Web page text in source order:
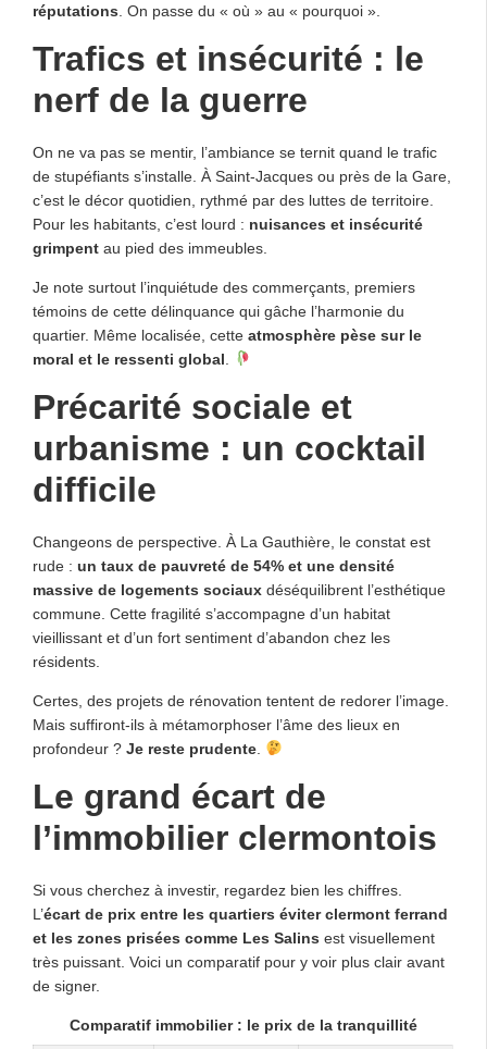
réputations . On passe du « où » au « pourquoi ».
Trafics et insécurité : le
nerf de la guerre
On ne va pas se mentir, l’ambiance se ternit quand le trafic
de stupéfiants s’installe. À Saint-Jacques ou près de la Gare,
c’est le décor quotidien, rythmé par des luttes de territoire.
Pour les habitants, c’est lourd : nuisances et insécurité
grimpent au pied des immeubles.
Je note surtout l’inquiétude des commerçants, premiers
témoins de cette délinquance qui gâche l’harmonie du
quartier. Même localisée, cette atmosphère pèse sur le
moral et le ressenti global
Précarité sociale et
urbanisme : un cocktail
difficile
Changeons de perspective. À La Gauthière, le constat est
rude : un taux de pauvreté de 54% et une densité
massive de logements sociaux déséquilibrent l’esthétique
commune. Cette fragilité s’accompagne d’un habitat
vieillissant et d’un fort sentiment d’abandon chez les
résidents.
Certes, des projets de rénovation tentent de redorer l’image.
Mais suffiront-ils à métamorphoser l’âme des lieux en
profondeur ? Je reste prudente
Le grand écart de
l’immobilier clermontois
Si vous cherchez à investir, regardez bien les chiffres.
L’écart de prix entre les quartiers éviter clermont ferrand
et les zones prisées comme Les Salins est visuellement
très puissant. Voici un comparatif pour y voir plus clair avant
de signer.
Comparatif immobilier : le prix de la tranquillité